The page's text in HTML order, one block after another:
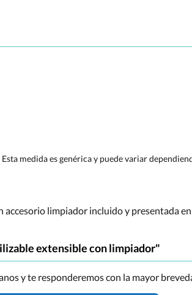
medida es genérica y puede variar
limpiador incluido y presentada
extensible con limpiador"
y te responderemos con la mayor